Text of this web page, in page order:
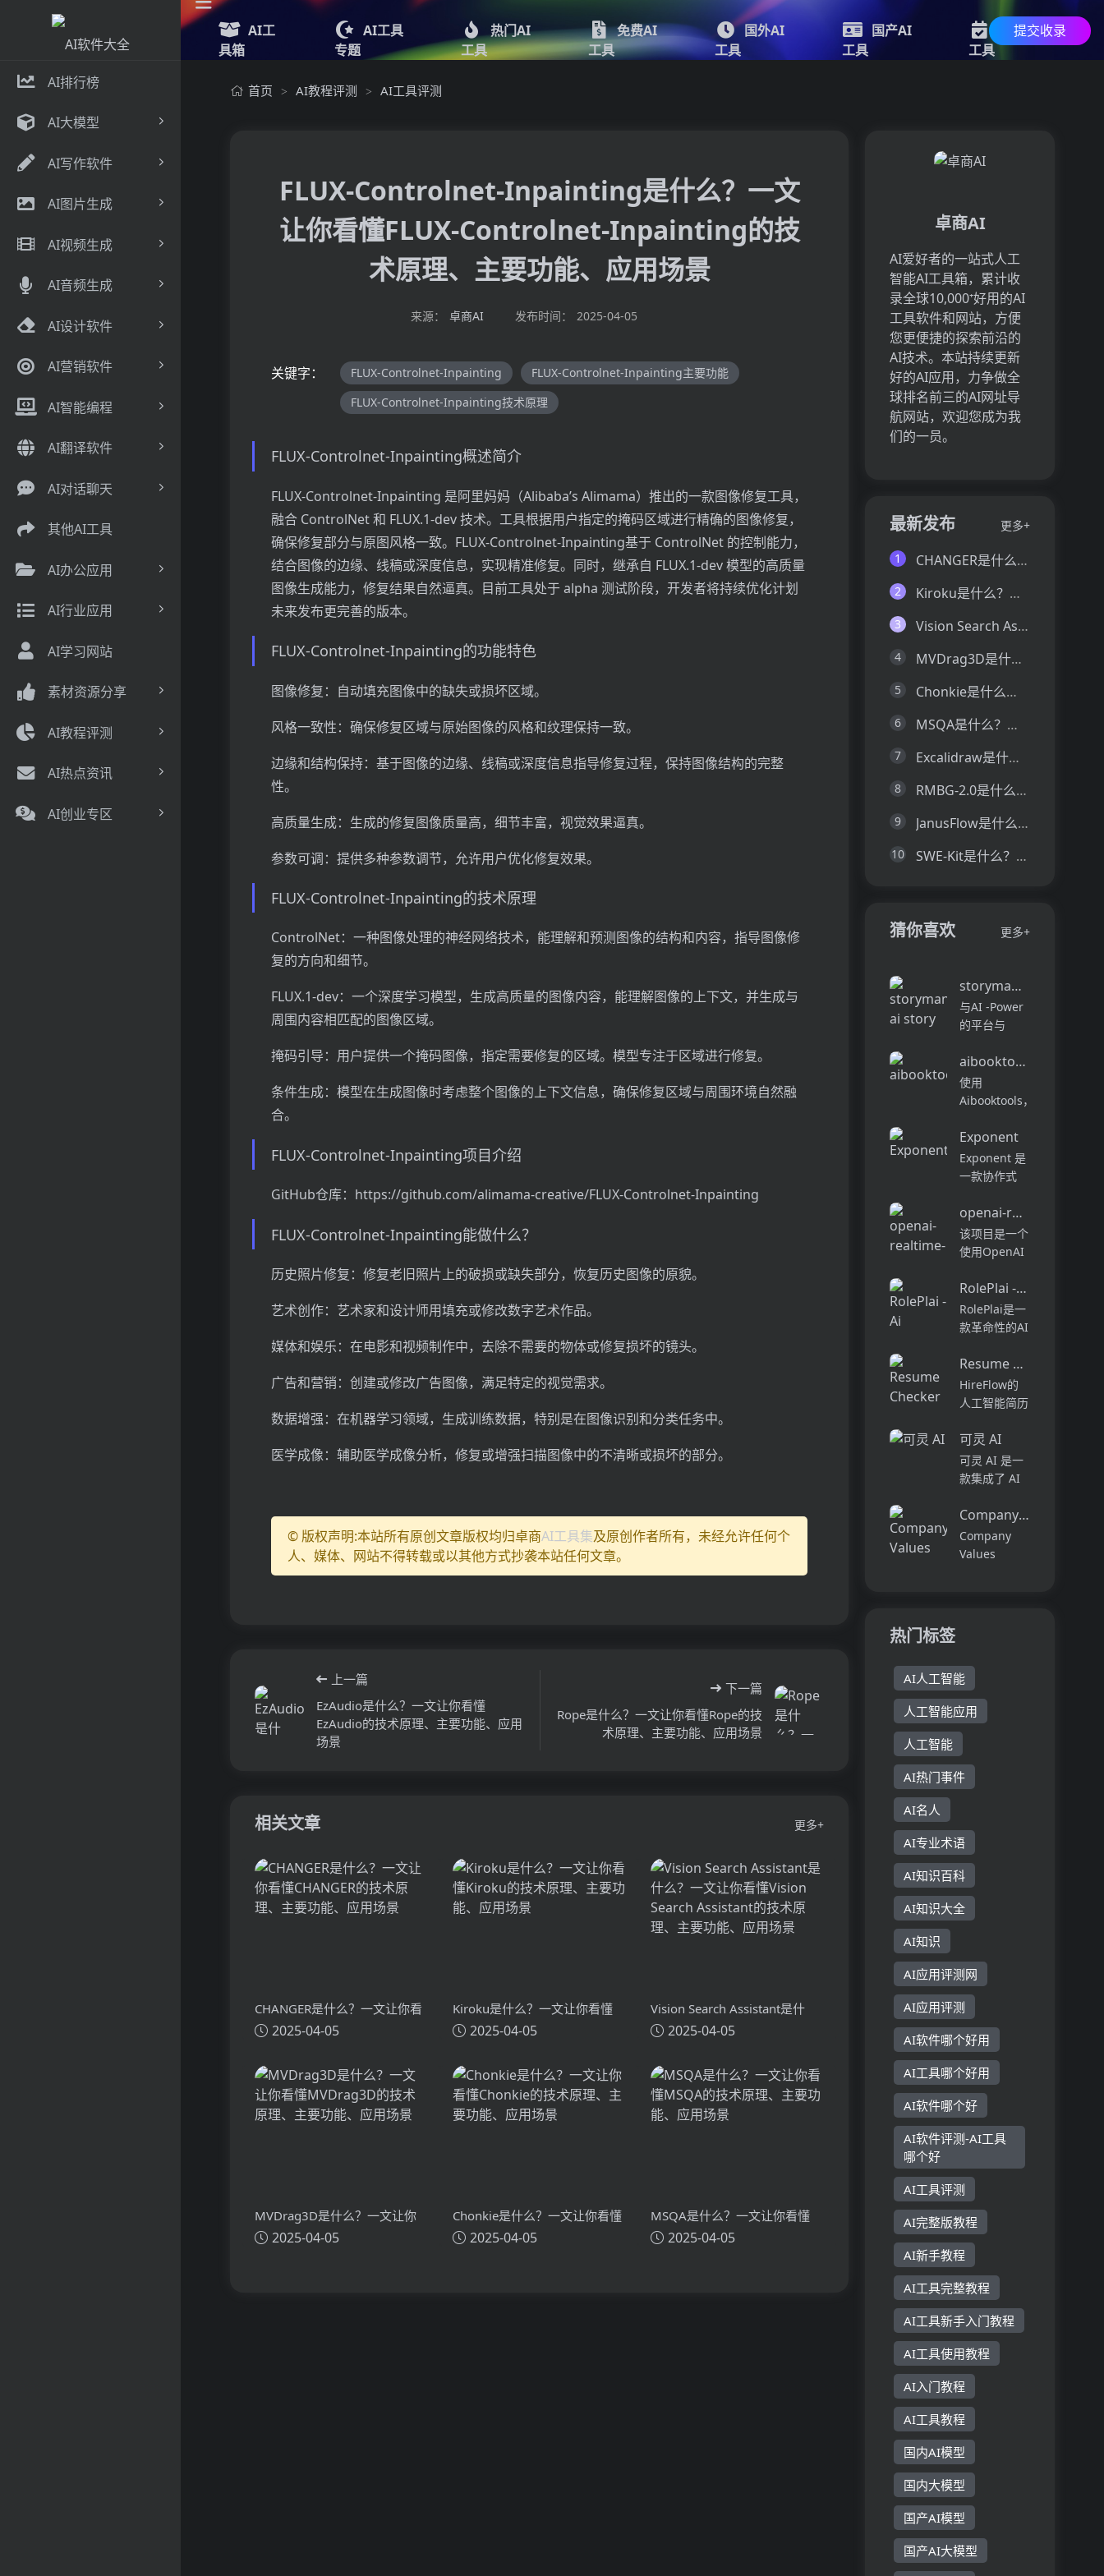
AI排行榜
AI大模型
AI写作软件
AI图片生成
AI视频生成
AI音频生成
AI设计软件
AI营销软件
AI智能编程
AI翻译软件
AI对话聊天
其他AI工具
AI办公应用
AI行业应用
AI学习网站
素材资源分享
AI教程评测
AI热点资讯
AI创业专区
AI工
具箱
AI工具
专题
热门AI
工具
免费AI
工具
国外AI
工具
国产AI
工具
最新AI
工具
提交收录
首页 > AI教程评测 > AI工具评测
FLUX-Controlnet-Inpainting是什么？一文
让你看懂FLUX-Controlnet-Inpainting的技
术原理、主要功能、应用场景
来源： 卓商AI 发布时间： 2025-04-05
关键字： FLUX-Controlnet-Inpainting
FLUX-Controlnet-Inpainting主要功能
FLUX-Controlnet-Inpainting技术原理
FLUX-Controlnet-Inpainting概述简介
FLUX-Controlnet-Inpainting 是阿里妈妈（Alibaba’s Alimama）推出的一款图像修复工具，
融合 ControlNet 和 FLUX.1-dev 技术。工具根据用户指定的掩码区域进行精确的图像修复，
确保修复部分与原图风格一致。FLUX-Controlnet-Inpainting基于 ControlNet 的控制能力，
结合图像的边缘、线稿或深度信息，实现精准修复。同时，继承自 FLUX.1-dev 模型的高质量
图像生成能力，修复结果自然逼真。目前工具处于 alpha 测试阶段，开发者将持续优化计划
未来发布更完善的版本。
FLUX-Controlnet-Inpainting的功能特色
图像修复：自动填充图像中的缺失或损坏区域。
风格一致性：确保修复区域与原始图像的风格和纹理保持一致。
边缘和结构保持：基于图像的边缘、线稿或深度信息指导修复过程，保持图像结构的完整
性。
高质量生成：生成的修复图像质量高，细节丰富，视觉效果逼真。
参数可调：提供多种参数调节，允许用户优化修复效果。
FLUX-Controlnet-Inpainting的技术原理
ControlNet：一种图像处理的神经网络技术，能理解和预测图像的结构和内容，指导图像修
复的方向和细节。
FLUX.1-dev：一个深度学习模型，生成高质量的图像内容，能理解图像的上下文，并生成与
周围内容相匹配的图像区域。
掩码引导：用户提供一个掩码图像，指定需要修复的区域。模型专注于区域进行修复。
条件生成：模型在生成图像时考虑整个图像的上下文信息，确保修复区域与周围环境自然融
合。
FLUX-Controlnet-Inpainting项目介绍
GitHub仓库：https://github.com/alimama-creative/FLUX-Controlnet-Inpainting
FLUX-Controlnet-Inpainting能做什么？
历史照片修复：修复老旧照片上的破损或缺失部分，恢复历史图像的原貌。
艺术创作：艺术家和设计师用填充或修改数字艺术作品。
媒体和娱乐：在电影和视频制作中，去除不需要的物体或修复损坏的镜头。
广告和营销：创建或修改广告图像，满足特定的视觉需求。
数据增强：在机器学习领域，生成训练数据，特别是在图像识别和分类任务中。
医学成像：辅助医学成像分析，修复或增强扫描图像中的不清晰或损坏的部分。
© 版权声明:本站所有原创文章版权均归卓商AI工具集及原创作者所有，未经允许任何个
人、媒体、网站不得转载或以其他方式抄袭本站任何文章。
上一篇
EzAudio是什么？一文让你看懂
EzAudio的技术原理、主要功能、应用
场景
下一篇
Rope是什么？一文让你看懂Rope的技
术原理、主要功能、应用场景
相关文章 更多+
CHANGER是什么？一文让你看
懂CHANGER的技术原理、主要
2025-04-05
Kiroku是什么？一文让你看懂
Kiroku的技术原理、主要功能、
2025-04-05
Vision Search Assistant是什
么？一文让你看懂Vision
主要功能、应用场景
2025-04-05
MVDrag3D是什么？一文让你
看懂MVDrag3D的技术原理、
2025-04-05
Chonkie是什么？一文让你看懂
Chonkie的技术原理、主要功
2025-04-05
MSQA是什么？一文让你看懂
MSQA的技术原理、主要功能、
2025-04-05
卓商AI
AI爱好者的一站式人工
智能AI工具箱，累计收
录全球10,000⁺好用的AI
工具软件和网站，方便
您更便捷的探索前沿的
AI技术。本站持续更新
好的AI应用，力争做全
球排名前三的AI网址导
航网站，欢迎您成为我
们的一员。
最新发布 更多+
1 CHANGER是什么？一文让你看懂CHANGER的技术原理、主要功能、应用场景
2 Kiroku是什么？一文让你看懂Kiroku的技术原理、主要功能、应用场景
3 Vision Search Assistant是什么？一文让你看懂Vision Search Assistant的技术原理、主要功能、应用场景
4 MVDrag3D是什么？一文让你看懂MVDrag3D的技术原理、主要功能、应用场景
5 Chonkie是什么？一文让你看懂Chonkie的技术原理、主要功能、应用场景
6 MSQA是什么？一文让你看懂MSQA的技术原理、主要功能、应用场景
7 Excalidraw是什么？一文让你看懂Excalidraw的技术原理、主要功能、应用场景
8 RMBG-2.0是什么？一文让你看懂RMBG-2.0的技术原理、主要功能、应用场景
9 JanusFlow是什么？一文让你看懂JanusFlow的技术原理、主要功能、应用场景
10 SWE-Kit是什么？一文让你看懂SWE-Kit的技术原理、主要功能、应用场景
猜你喜欢 更多+
storymania ai story
与AI -Power
的平台与
进行工艺吸引
人的故事，旨
在协助各个级
干净，无广告
的环境中享受
无缝的编辑和
类型定制。在
创纪录...
aibooktools
使用
Aibooktools，
快速转化为可
行的见解 - 所
有这些都没有
或手动数据输
入。凭借AI的
力量，您可以
充分利用自己
喜欢的书...
Exponent
Exponent 是
一款协作式
理，旨在提升
软件开发的效
率与体验。它
境中工作，从
代码的探索到
部署，能够帮
助开发者自动
化复杂的编...
openai-realtime-api-
该项目是一个
使用OpenAI
WebRTC技术
开发的
WebRTC-
AI stream
application，
以Ne...
RolePlai - Ai Chatbots
RolePlai是一
款革命性的AI
用程序，具有
世界上最先进
的AI技术，让
真人交谈。这
款前沿的应用
程序允许您立
即创建任何名
人、公...
Resume Checker
HireFlow的
人工智能简历
析您的文档并
提供个性化建
议，优化简历
统的筛选。开
始免费简历检
查，提高获得
可灵 AI
可灵 AI 是一
款集成了 AI
作功能的创意
生产力平台。
其主要优点在
Company Values
Company
Values
命相符的核心
价值观。这个
工具通过交互
式过程帮助团
队精炼...
热门标签
AI人工智能
人工智能应用
人工智能
AI热门事件
AI名人
AI专业术语
AI知识百科
AI知识大全
AI知识
AI应用评测网
AI应用评测
AI软件哪个好用
AI工具哪个好用
AI软件哪个好
AI软件评测-AI工具
哪个好
AI工具评测
AI完整版教程
AI新手教程
AI工具完整教程
AI工具新手入门教程
AI工具使用教程
AI入门教程
AI工具教程
国内AI模型
国内大模型
国产AI模型
国产AI大模型